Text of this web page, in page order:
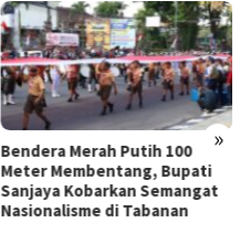
»
Sidak Bea Cukai Ngurah Rai,
Komisi I DPRD Bali Tegaskan
Tak Ada Indikasi
Penyalahgunaan Barang